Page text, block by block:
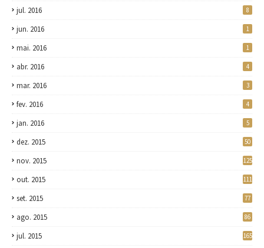
jul. 2016 8
jun. 2016 1
mai. 2016 1
abr. 2016 4
mar. 2016 3
fev. 2016 4
jan. 2016 5
dez. 2015 50
nov. 2015 125
out. 2015 111
set. 2015 77
ago. 2015 86
jul. 2015 165